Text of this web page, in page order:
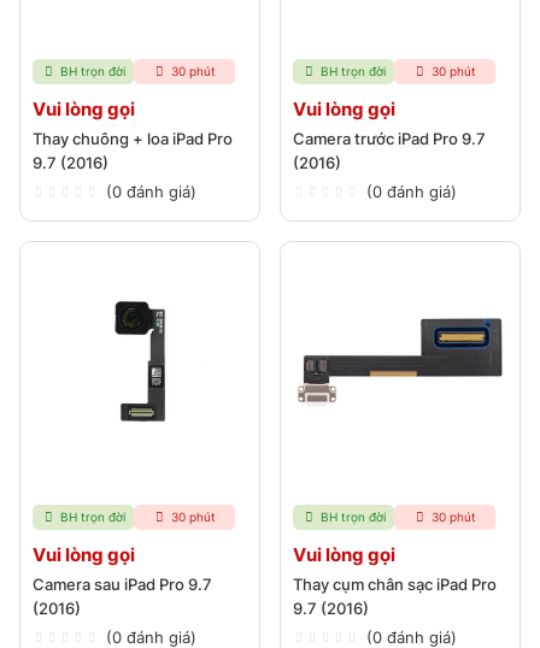
BH trọn đời 30 phút
Vui lòng gọi
Thay chuông + loa iPad Pro
9.7 (2016)
(0 đánh giá)
BH trọn đời 30 phút
Vui lòng gọi
Camera trước iPad Pro 9.7
(2016)
(0 đánh giá)
BH trọn đời 30 phút
Vui lòng gọi
Camera sau iPad Pro 9.7
(2016)
(0 đánh giá)
BH trọn đời 30 phút
Vui lòng gọi
Thay cụm chân sạc iPad Pro
9.7 (2016)
(0 đánh giá)